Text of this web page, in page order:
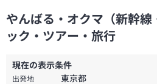
やんばる・オクマ（新幹
ック・ツアー・旅行
現在の表示条件
出発地 東京都